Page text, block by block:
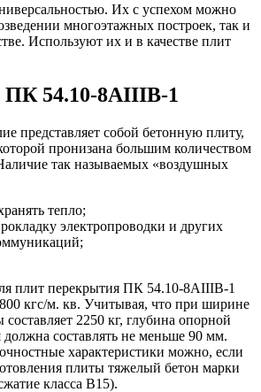
Их с успехом можно
многоэтажных построек, так и
Используют их и в качестве плит
ПК 54.10-8АIIIВ-1
представляет собой бетонную плиту,
пронизана большим количеством
так называемых «воздушных
тепло;
электропроводки и других
плит перекрытия ПК 54.10-8АIIIВ-1
800 кгс/м. кв. Учитывая, что при ширине
2250 кг, глубина опорной
должна составлять не меньше 90 мм.
характеристики можно, если
плиты тяжелый бетон марки
класса В15).